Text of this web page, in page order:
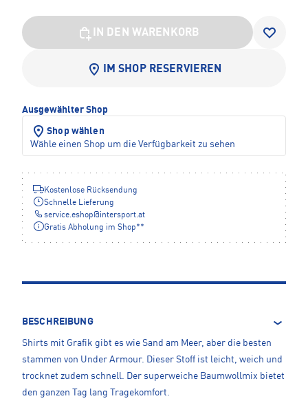
IN DEN WARENKORB
IM SHOP RESERVIEREN
Ausgewählter Shop
Shop wählen
Wähle einen Shop um die Verfügbarkeit zu sehen
Kostenlose Rücksendung
Schnelle Lieferung
service.eshop@intersport.at
Gratis Abholung im Shop**
BESCHREIBUNG
Shirts mit Grafik gibt es wie Sand am Meer, aber die besten
stammen von Under Armour. Dieser Stoff ist leicht, weich und
trocknet zudem schnell. Der superweiche Baumwollmix bietet
den ganzen Tag lang Tragekomfort.